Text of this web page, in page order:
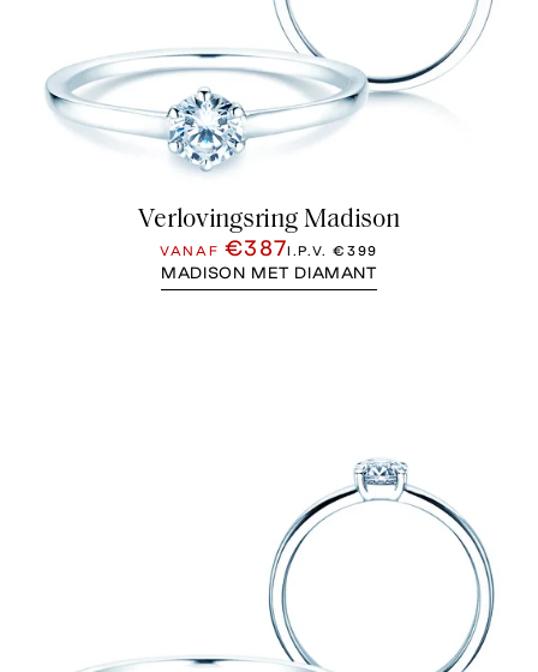
Verlovingsring Madison
VANAF €387I.P.V.€399
MADISON MET DIAMANT